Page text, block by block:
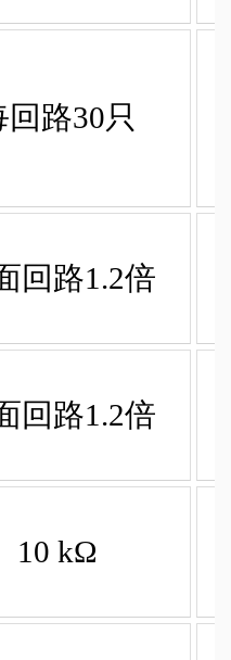
回路30只
回路1.2倍
回路1.2倍
10 kΩ